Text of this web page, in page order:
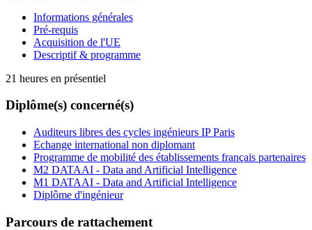
Informations générales
Pré-requis
Acquisition de l'UE
Descriptif & programme
21 heures en présentiel
Diplôme(s) concerné(s)
Auditeurs libres des cycles ingénieurs IP Paris
Echange international non diplomant
Programme de mobilité des établissements français partenaires
M2 DATAAI - Data and Artificial Intelligence
M1 DATAAI - Data and Artificial Intelligence
Diplôme d'ingénieur
Parcours de rattachement